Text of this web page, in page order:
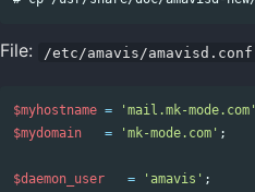
File: /etc/amavis/amavisd.conf
$myhostname = 'mail.mk-mode.com'
$mydomain
= 'mk-mode.com' ;
$daemon_user = 'amavis' ;